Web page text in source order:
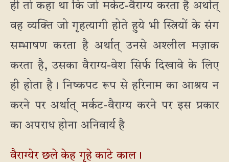
ही तो कहा था कि जो मर्कट-वैराग्य करता है अर्थात्
वह व्यक्ति जो गृहत्यागी होते हुये भी स्त्रियों के संग
सम्भाषण करता है अर्थात् उनसे अश्लील मज़ाक
करता है, उसका वैराग्य-वेश सिर्फ दिखावे के लिए
ही होता है। निष्कपट रूप से हरिनाम का आश्रय न
करने पर अर्थात् मर्कट-वैराग्य करने पर इस प्रकार
का अपराध होना अनिवार्य है
वैराग्येर छले केह गृहे काटे काल।